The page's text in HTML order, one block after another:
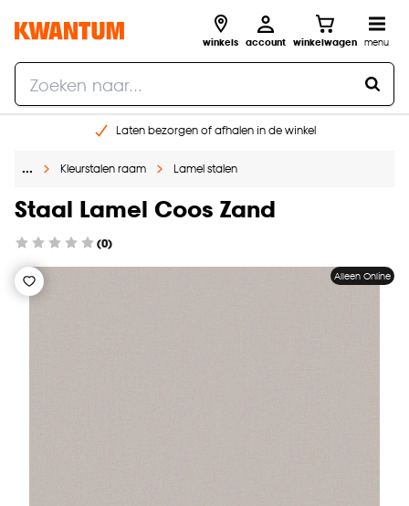
winkels account winkelwagen menu
Laten bezorgen of afhalen in de winkel
Gratis raam advies en inmeten aan huis
… Kleurstalen raam Lamel stalen
Staal Lamel Coos Zand
(0)
Alleen Online